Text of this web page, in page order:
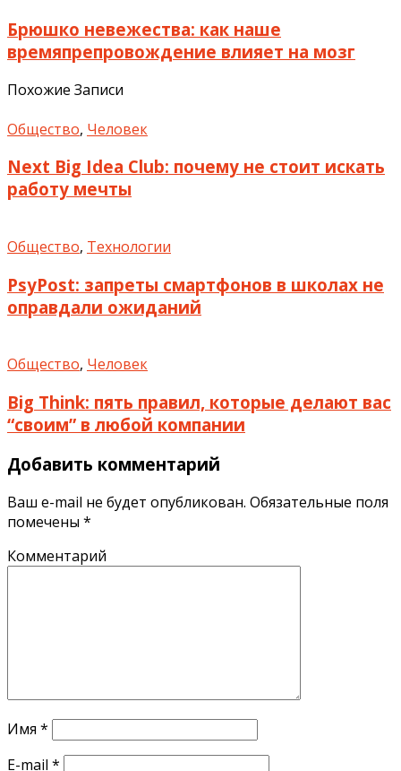
Брюшко невежества: как наше
времяпрепровождение влияет на мозг
Похожие Записи
Общество, Человек
Next Big Idea Club: почему не стоит искать
работу мечты
Общество, Технологии
PsyPost: запреты смартфонов в школах не
оправдали ожиданий
Общество, Человек
Big Think: пять правил, которые делают вас
“своим” в любой компании
Добавить комментарий
Ваш e-mail не будет опубликован. Обязательные поля
помечены *
Комментарий
Имя *
E-mail *